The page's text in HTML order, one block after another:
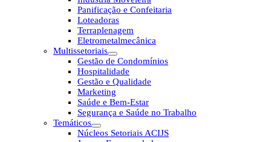
Panificação e Confeitaria
Loteadoras
Terraplenagem
Eletrometalmecânica
Multissetoriais
Gestão de Condomínios
Hospitalidade
Gestão e Qualidade
Marketing
Saúde e Bem-Estar
Segurança e Saúde no Trabalho
Temáticos
Núcleos Setoriais ACIJS